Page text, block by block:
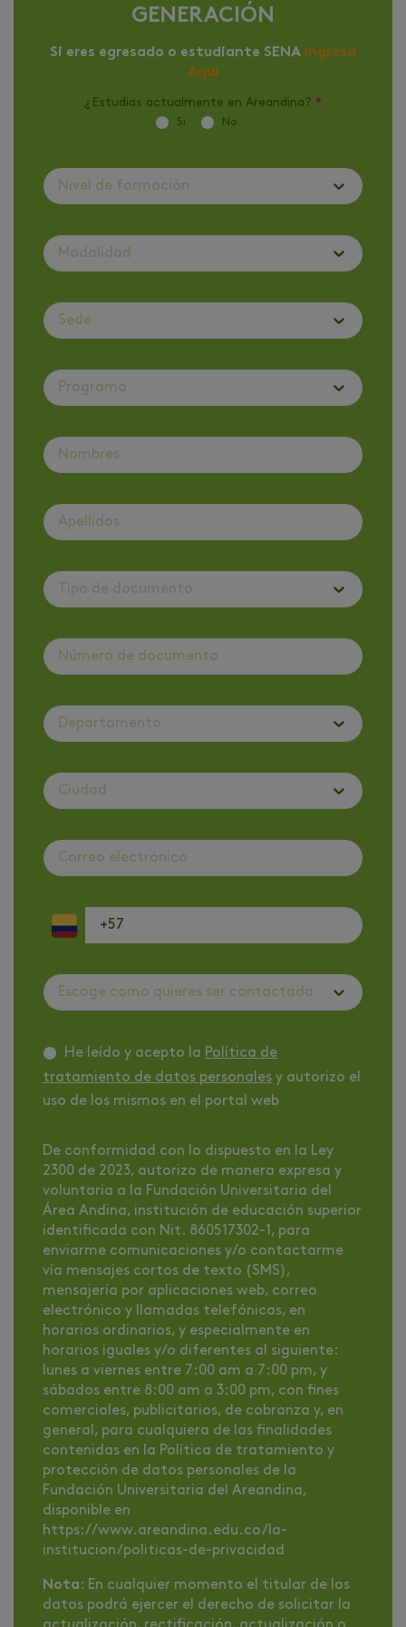
GENERACIÓN
Si eres egresado o estudiante SENA Ingresa
Aquí
¿Estudias actualmente en Areandina? *
Si No
Nivel de formación
Modalidad
Sede
Programa
Tipo de documento
Departamento
Ciudad
Escoge como quieres ser contactado
He leído y acepto la Política de
tratamiento de datos personales y autorizo el
uso de los mismos en el portal web
De conformidad con lo dispuesto en la Ley
2300 de 2023, autorizo de manera expresa y
voluntaria a la Fundación Universitaria del
Área Andina, institución de educación superior
identificada con Nit. 860517302-1, para
enviarme comunicaciones y/o contactarme
vía mensajes cortos de texto (SMS),
mensajería por aplicaciones web, correo
electrónico y llamadas telefónicas, en
horarios ordinarios, y especialmente en
horarios iguales y/o diferentes al siguiente:
lunes a viernes entre 7:00 am a 7:00 pm, y
sábados entre 8:00 am a 3:00 pm, con fines
comerciales, publicitarios, de cobranza y, en
general, para cualquiera de las finalidades
contenidas en la Política de tratamiento y
protección de datos personales de la
Fundación Universitaria del Areandina,
disponible en
https://www.areandina.edu.co/la-
institucion/politicas-de-privacidad
Nota: En cualquier momento el titular de los
datos podrá ejercer el derecho de solicitar la